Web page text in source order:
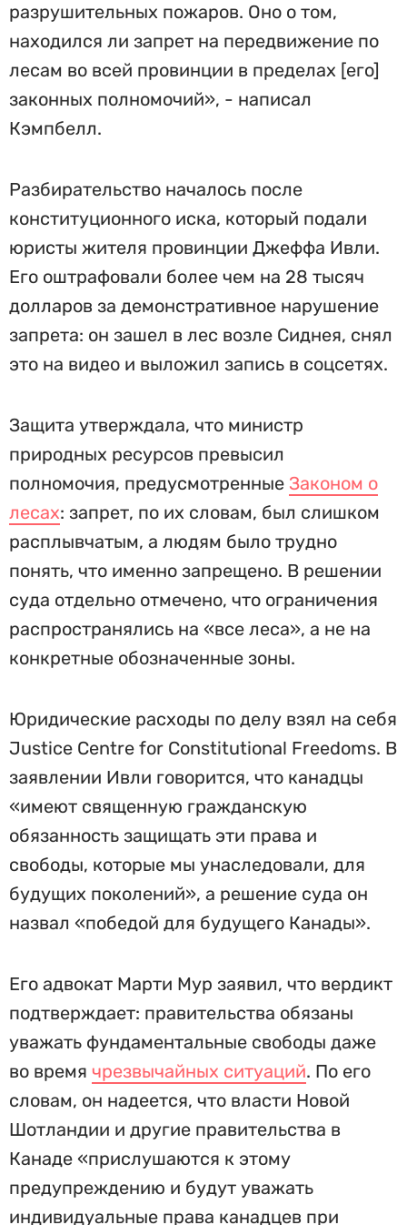
разрушительных пожаров. Оно о том,
находился ли запрет на передвижение по
лесам во всей провинции в пределах [его]
законных полномочий», - написал
Кэмпбелл.
Разбирательство началось после
конституционного иска, который подали
юристы жителя провинции Джеффа Ивли.
Его оштрафовали более чем на 28 тысяч
долларов за демонстративное нарушение
запрета: он зашел в лес возле Сиднея, снял
это на видео и выложил запись в соцсетях.
Защита утверждала, что министр
природных ресурсов превысил
полномочия, предусмотренные Законом о
лесах: запрет, по их словам, был слишком
расплывчатым, а людям было трудно
понять, что именно запрещено. В решении
суда отдельно отмечено, что ограничения
распространялись на «все леса», а не на
конкретные обозначенные зоны.
Юридические расходы по делу взял на себя
Justice Centre for Constitutional Freedoms. В
заявлении Ивли говорится, что канадцы
«имеют священную гражданскую
обязанность защищать эти права и
свободы, которые мы унаследовали, для
будущих поколений», а решение суда он
назвал «победой для будущего Канады».
Его адвокат Марти Мур заявил, что вердикт
подтверждает: правительства обязаны
уважать фундаментальные свободы даже
во время чрезвычайных ситуаций. По его
словам, он надеется, что власти Новой
Шотландии и другие правительства в
Канаде «прислушаются к этому
предупреждению и будут уважать
индивидуальные права канадцев при